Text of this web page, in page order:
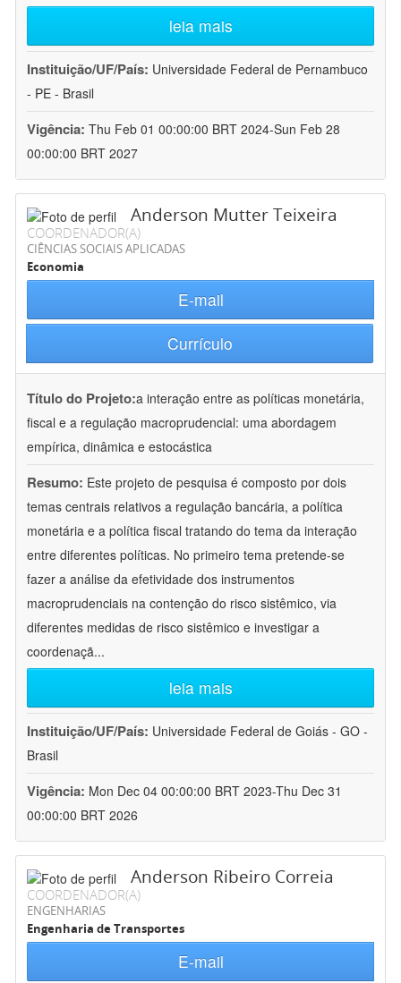
leia mais
Instituição/UF/País: Universidade Federal de Pernambuco
- PE - Brasil
Vigência: Thu Feb 01 00:00:00 BRT 2024-Sun Feb 28
00:00:00 BRT 2027
Anderson Mutter Teixeira
COORDENADOR(A)
CIÊNCIAS SOCIAIS APLICADAS
Economia
E-mail
Currículo
Título do Projeto:a interação entre as políticas monetária,
fiscal e a regulação macroprudencial: uma abordagem
empírica, dinâmica e estocástica
Resumo: Este projeto de pesquisa é composto por dois
temas centrais relativos a regulação bancária, a política
monetária e a política fiscal tratando do tema da interação
entre diferentes políticas. No primeiro tema pretende-se
fazer a análise da efetividade dos instrumentos
macroprudenciais na contenção do risco sistêmico, via
diferentes medidas de risco sistêmico e investigar a
coordenaçã...
leia mais
Instituição/UF/País: Universidade Federal de Goiás - GO -
Brasil
Vigência: Mon Dec 04 00:00:00 BRT 2023-Thu Dec 31
00:00:00 BRT 2026
Anderson Ribeiro Correia
COORDENADOR(A)
ENGENHARIAS
Engenharia de Transportes
E-mail